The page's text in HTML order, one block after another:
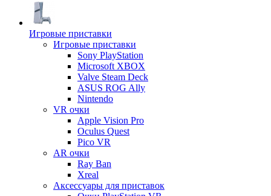
Игровые приставки
Игровые приставки
Sony PlayStation
Microsoft XBOX
Valve Steam Deck
ASUS ROG Ally
Nintendo
VR очки
Apple Vision Pro
Oculus Quest
Pico VR
AR очки
Ray Ban
Xreal
Аксессуары для приставок